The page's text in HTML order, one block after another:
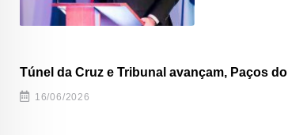
Túnel da Cruz e Tribunal avançam, Paços do
16/06/2026